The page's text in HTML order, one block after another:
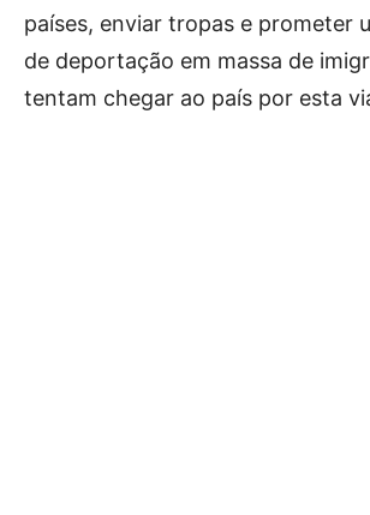
países, enviar tropas e prometer
de deportação em massa de
tentam chegar ao país por esta